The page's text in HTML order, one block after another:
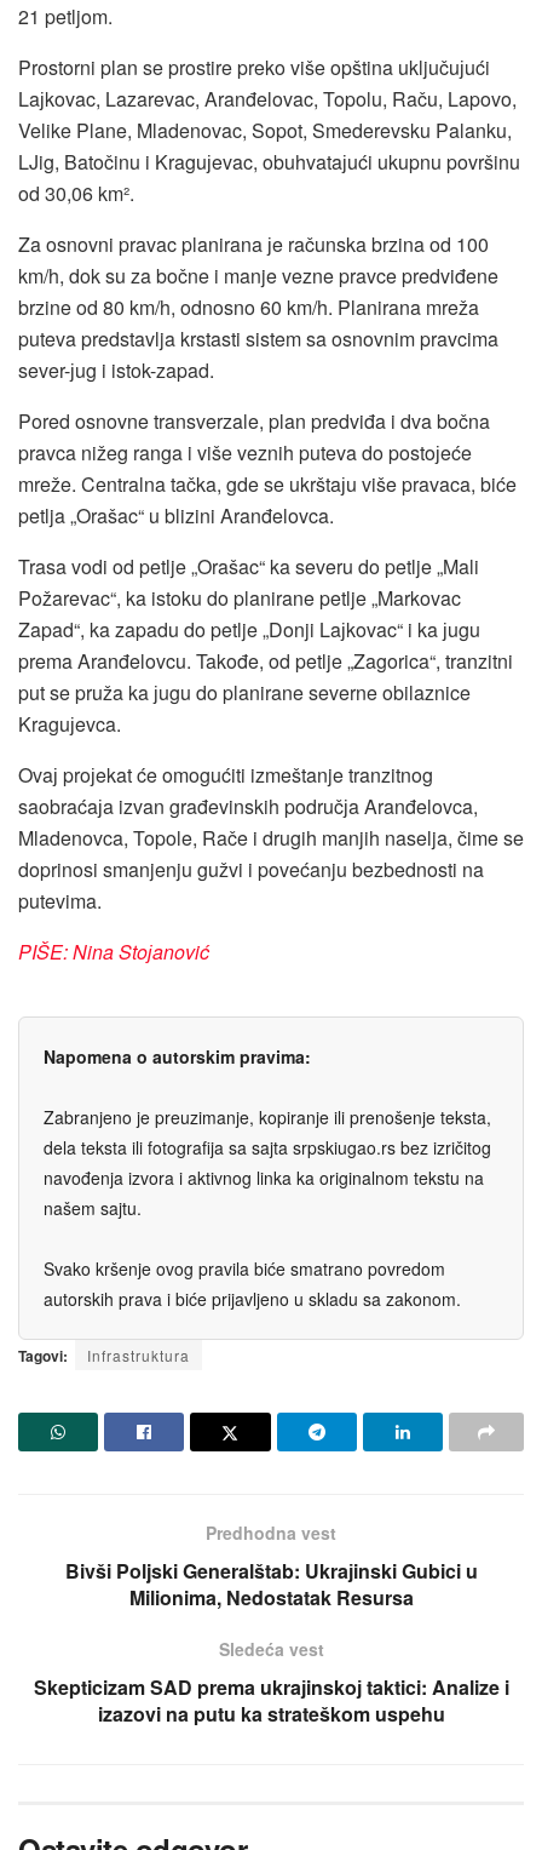
21 petljom.
Prostorni plan se prostire preko više opština uključuјući
Laјkovac, Lazarevac, Aranđelovac, Topolu, Raču, Lapovo,
Velike Plane, Mladenovac, Sopot, Smederevsku Palanku,
LJig, Batočinu i Kraguјevac, obuhvataјući ukupnu površinu
od 30,06 km².
Za osnovni pravac planirana јe računska brzina od 100
km/h, dok su za bočne i manje vezne pravce predviđene
brzine od 80 km/h, odnosno 60 km/h. Planirana mreža
puteva predstavlja krstasti sistem sa osnovnim pravcima
sever-јug i istok-zapad.
Pored osnovne transverzale, plan predviđa i dva bočna
pravca nižeg ranga i više veznih puteva do postoјeće
mreže. Centralna tačka, gde se ukrštaјu više pravaca, biće
petlja „Orašac“ u blizini Aranđelovca.
Trasa vodi od petlje „Orašac“ ka severu do petlje „Mali
Požarevac“, ka istoku do planirane petlje „Markovac
Zapad“, ka zapadu do petlje „Donji Laјkovac“ i ka јugu
prema Aranđelovcu. Takođe, od petlje „Zagorica“, tranzitni
put se pruža ka јugu do planirane severne obilaznice
Kraguјevca.
Ovaј proјekat će omogućiti izmeštanje tranzitnog
saobraćaјa izvan građevinskih područјa Aranđelovca,
Mladenovca, Topole, Rače i drugih manjih naselja, čime se
doprinosi smanjenju gužvi i povećanju bezbednosti na
putevima.
PIŠE: Nina Stoјanović
Napomena o autorskim pravima:
Zabranjeno je preuzimanje, kopiranje ili prenošenje teksta,
dela teksta ili fotografija sa sajta srpskiugao.rs bez izričitog
navođenja izvora i aktivnog linka ka originalnom tekstu na
našem sajtu.
Svako kršenje ovog pravila biće smatrano povredom
autorskih prava i biće prijavljeno u skladu sa zakonom.
Tagovi: Infrastruktura
Predhodna vest
Bivši Poljski Generalštab: Ukraјinski Gubici u
Milionima, Nedostatak Resursa
Sledeća vest
Skepticizam SAD prema ukraјinskoј taktici: Analize i
izazovi na putu ka strateškom uspehu